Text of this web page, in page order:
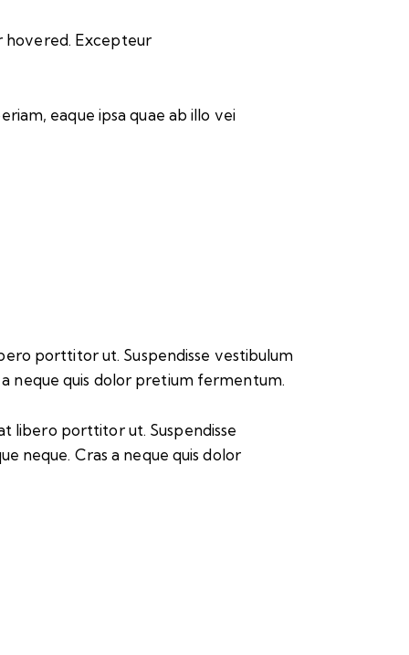
hovered. Excepteur
eaque ipsa quae ab illo vei
porttitor ut. Suspendisse vestibulum
neque quis dolor pretium fermentum.
libero porttitor ut. Suspendisse
neque. Cras a neque quis dolor